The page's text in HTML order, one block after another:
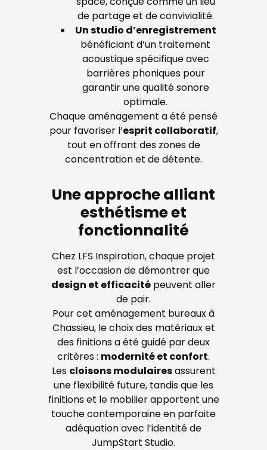
de partage et de convivialité.
Un studio d’enregistrement
bénéficiant d’un traitement
acoustique spécifique avec
barrières phoniques pour
garantir une qualité sonore
optimale.
Chaque aménagement a été pensé
pour favoriser l’esprit collaboratif,
tout en offrant des zones de
concentration et de détente.
Une approche alliant
esthétisme et
fonctionnalité
Chez LFS Inspiration, chaque projet
est l’occasion de démontrer que
design et efficacité peuvent aller
de pair.
Pour cet aménagement bureaux à
Chassieu, le choix des matériaux et
des finitions a été guidé par deux
critères : modernité et confort.
Les cloisons modulairesassurent
une flexibilité future, tandis que les
finitions et le mobilier apportent une
touche contemporaine en parfaite
adéquation avec l’identité de
JumpStart Studio.